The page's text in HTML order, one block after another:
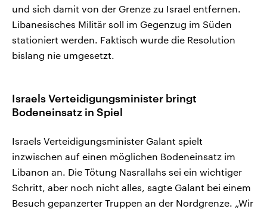
und sich damit von der Grenze zu Israel entfernen.
Libanesisches Militär soll im Gegenzug im Süden
stationiert werden. Faktisch wurde die Resolution
bislang nie umgesetzt.
Israels Verteidigungsminister bringt
Bodeneinsatz in Spiel
Israels Verteidigungsminister Galant spielt
inzwischen auf einen möglichen Bodeneinsatz im
Libanon an. Die Tötung Nasrallahs sei ein wichtiger
Schritt, aber noch nicht alles, sagte Galant bei einem
Besuch gepanzerter Truppen an der Nordgrenze. „Wir